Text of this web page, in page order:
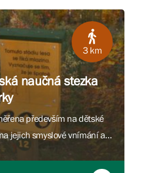
3 km
naučná stezka
především na dětské
jejich smyslové vnímání a